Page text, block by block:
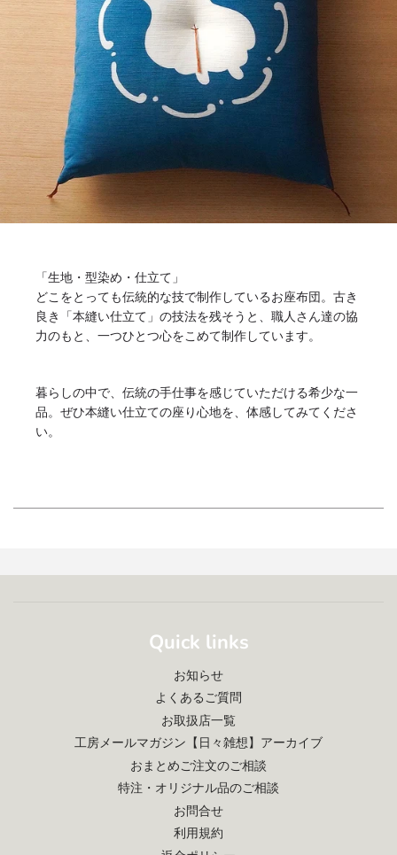
「生地・型染め・仕立て」
どこをとっても伝統的な技で制作しているお座布団。古き
良き「本縫い仕立て」の技法を残そうと、職人さん達の協
力のもと、一つひとつ心をこめて制作しています。
暮らしの中で、伝統の手仕事を感じていただける希少な一
品。ぜひ本縫い仕立ての座り心地を、体感してみてくださ
い。
Quick links
お知らせ
よくあるご質問
お取扱店一覧
工房メールマガジン【日々雑想】アーカイブ
おまとめご注文のご相談
特注・オリジナル品のご相談
お問合せ
利用規約